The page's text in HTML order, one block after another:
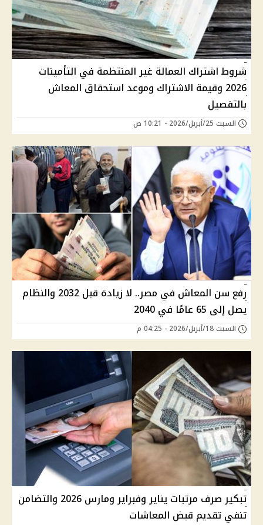
شروط اشتراك العمالة غير المنتظمة في التأمينات
2026 وقيمة الاشتراك وموعد استحقاق المعاش
بالتفصيل
السبت 25/أبريل/2026 - 10:21 ص
رفع سن المعاش في مصر.. لا زيادة قبل 2032 والنظام
يصل إلى 65 عامًا في 2040
السبت 18/أبريل/2026 - 04:25 م
تبكير صرف مرتبات يناير وفبراير ومارس 2026 والتضامن
تنفي تقديم قبض المعاشات